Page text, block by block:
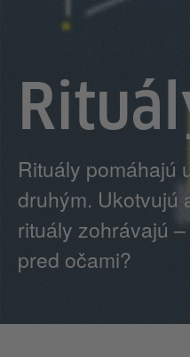
Rituály pomáhajú
druhým. Ukotvujú
rituály zohrávajú
pred očami?